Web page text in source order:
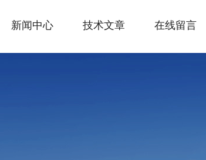
新闻中心 技术文章 在线留言